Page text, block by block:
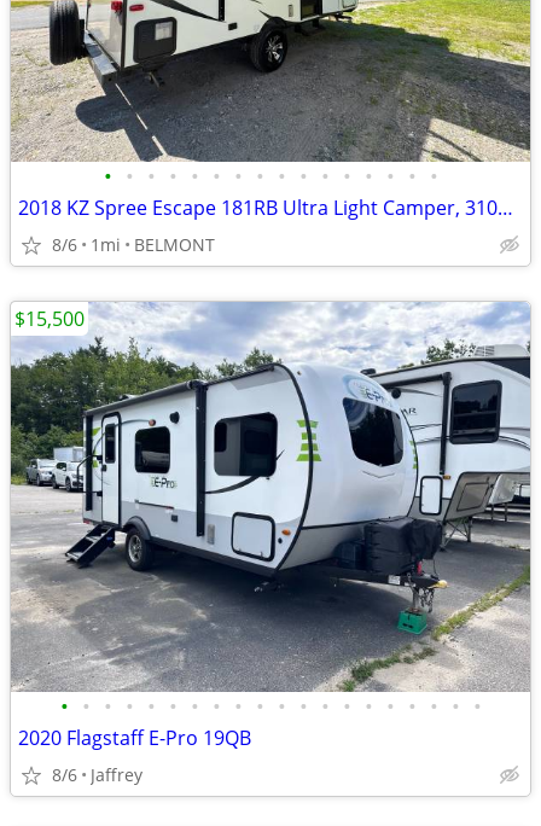
• • • • • • • • • • • • • • • •
2018 KZ Spree Escape 181RB Ultra Light Camper, 3100lb dry, w/bump out
8/6 1mi BELMONT
• • • • • • • • • • • • • • • • • • • •
2020 Flagstaff E-Pro 19QB
8/6 Jaffrey
$15,500